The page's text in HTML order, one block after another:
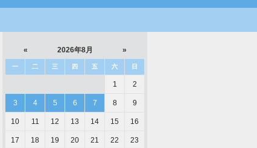
« 2026年8月 »
一 二 三 四 五 六 日
1 2
3 4 5 6 7 8 9
10 11 12 13 14 15 16
17 18 19 20 21 22 23